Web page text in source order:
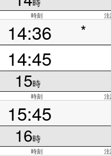
時刻
14:36 *
14:45
15時
時刻
15:45
16時
時刻